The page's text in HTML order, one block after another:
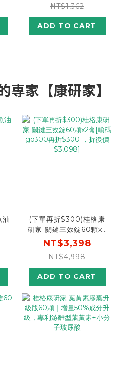
NT$1,362
ADD TO CART
專家【康研家】
油
(下單再折$300)桂格康
研家 關鍵三效錠60顆x2
盒[輸碼go300再折
$300 ，折後價$3,098]
NT$3,398
NT$4,998
ADD TO CART